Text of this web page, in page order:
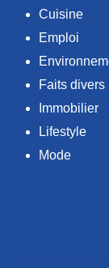
Cuisine
Emploi
Faits divers
Immobilier
Lifestyle
Mode